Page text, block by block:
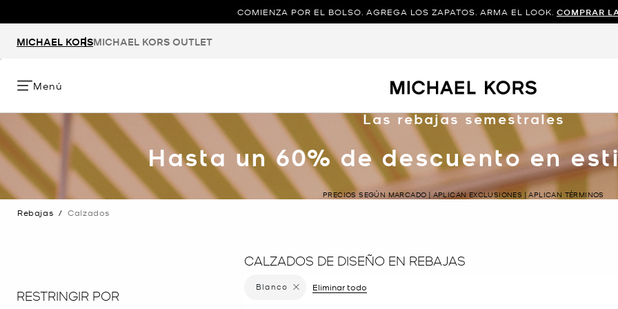
COMIENZA POR EL BOLSO. AGREGA LOS ZAPATOS. ARMA EL LOOK. COMPRAR
MICHAEL KORSMICHAEL KORS OUTLET
Menú
Las rebajas semestrales
Hasta un 60% de descuento en
PRECIOS SEGÚN MARCADO | APLICAN EXCLUSIONES | APLICAN TÉRMINOS
Rebajas / Calzados
RESTRINGIR POR
CALZADOS DE DISEÑO EN REBAJAS
Eliminar filtro Actualmente restringido porColor: Blanco
Blanco Eliminar todo